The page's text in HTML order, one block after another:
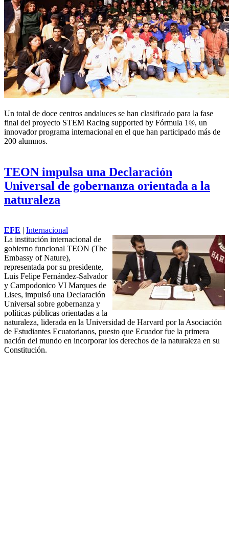
Un total de doce centros andaluces se han clasificado para la fase
final del proyecto STEM Racing supported by Fórmula 1®, un
innovador programa internacional en el que han participado más de
200 alumnos.
TEON impulsa una Declaración
Universal de gobernanza orientada a la
naturaleza
EFE
Internacional
La institución internacional de
gobierno funcional TEON (The
Embassy of Nature),
representada por su presidente,
Luis Felipe Fernández-Salvador
y Campodonico VI Marques de
Lises, impulsó una Declaración
Universal sobre gobernanza y
políticas públicas orientadas a la
naturaleza, liderada en la Universidad de Harvard por la Asociación
de Estudiantes Ecuatorianos, puesto que Ecuador fue la primera
nación del mundo en incorporar los derechos de la naturaleza en su
Constitución.